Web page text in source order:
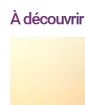
À découvrir